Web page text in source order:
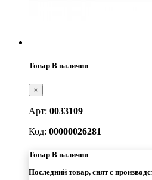
Товар В наличии
×
Арт: 0033109
Код: 00000026281
Товар В наличии
Последний товар, снят с